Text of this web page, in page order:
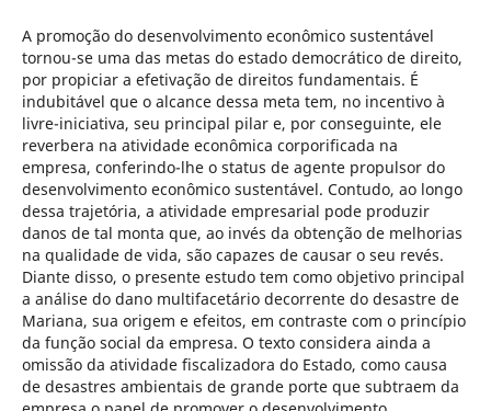
A promoção do desenvolvimento econômico sustentável
tornou-se uma das metas do estado democrático de direito,
por propiciar a efetivação de direitos fundamentais. É
indubitável que o alcance dessa meta tem, no incentivo à
livre-iniciativa, seu principal pilar e, por conseguinte, ele
reverbera na atividade econômica corporificada na
empresa, conferindo-lhe o status de agente propulsor do
desenvolvimento econômico sustentável. Contudo, ao longo
dessa trajetória, a atividade empresarial pode produzir
danos de tal monta que, ao invés da obtenção de melhorias
na qualidade de vida, são capazes de causar o seu revés.
Diante disso, o presente estudo tem como objetivo principal
a análise do dano multifacetário decorrente do desastre de
Mariana, sua origem e efeitos, em contraste com o princípio
da função social da empresa. O texto considera ainda a
omissão da atividade fiscalizadora do Estado, como causa
de desastres ambientais de grande porte que subtraem da